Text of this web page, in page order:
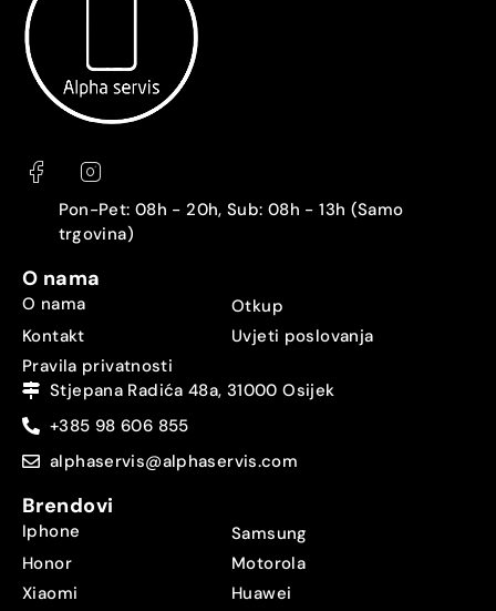
Pon-Pet: 08h - 20h, Sub: 08h - 13h (Samo
trgovina)
O nama
O nama
Otkup
Kontakt
Uvjeti poslovanja
Pravila privatnosti
Stjepana Radića 48a, 31000 Osijek
+385 98 606 855
alphaservis@alphaservis.com
Brendovi
Iphone
Samsung
Honor
Motorola
Xiaomi
Huawei